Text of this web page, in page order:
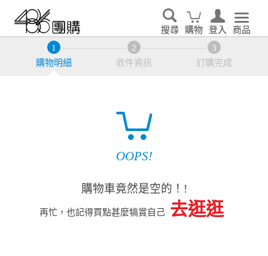
搜尋 購物 登入 商品
購物明細 收件資訊 訂購完成
OOPS!
購物車竟然是空的！!
再忙，也記得買點甚麼犒賞自己 去逛逛